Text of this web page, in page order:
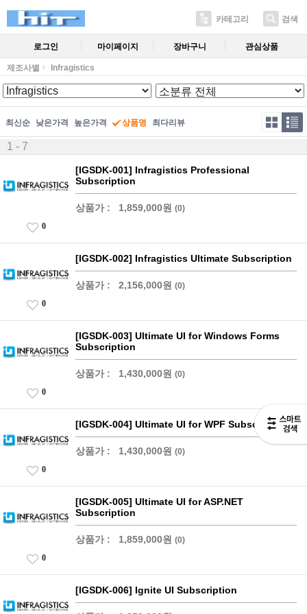
카테고리 검색
로그인 마이페이지 장바구니 관심상품
제조사별 Infragistics
최신순 낮은가격 높은가격 상품명 최다리뷰
1 - 7
[IGSDK-001] Infragistics Professional
Subscription
상품가 : 1,859,000원 (0)
0
[IGSDK-002] Infragistics Ultimate Subscription
상품가 : 2,156,000원 (0)
0
[IGSDK-003] Ultimate UI for Windows Forms
Subscription
상품가 : 1,430,000원 (0)
0
[IGSDK-004] Ultimate UI for WPF Subscription
상품가 : 1,430,000원 (0)
0
[IGSDK-005] Ultimate UI for ASP.NET
Subscription
상품가 : 1,859,000원 (0)
0
[IGSDK-006] Ignite UI Subscription